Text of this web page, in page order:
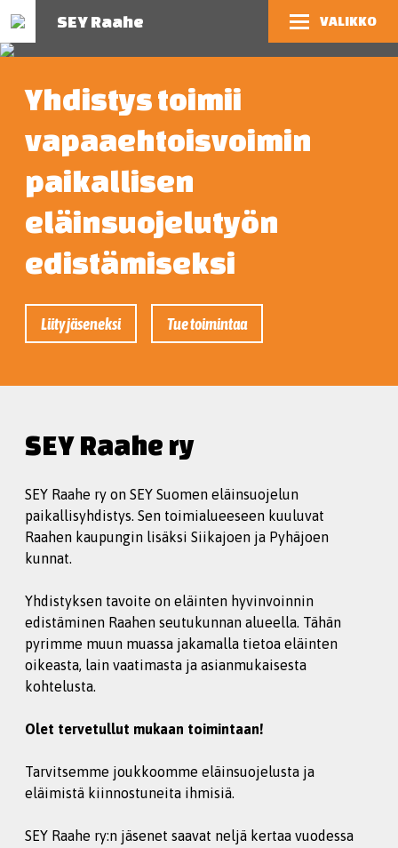
SEY Raahe VALIKKO
Yhdistys toimii
vapaaehtoisvoimin
paikallisen
eläinsuojelutyön
edistämiseksi
Liity jäseneksi Tue toimintaa
SEY Raahe ry
SEY Raahe ry on SEY Suomen eläinsuojelun
paikallisyhdistys. Sen toimialueeseen kuuluvat
Raahen kaupungin lisäksi Siikajoen ja Pyhäjoen
kunnat.
Yhdistyksen tavoite on eläinten hyvinvoinnin
edistäminen Raahen seutukunnan alueella. Tähän
pyrimme muun muassa jakamalla tietoa eläinten
oikeasta, lain vaatimasta ja asianmukaisesta
kohtelusta.
Olet tervetullut mukaan toimintaan!
Tarvitsemme joukkoomme eläinsuojelusta ja
eläimistä kiinnostuneita ihmisiä.
SEY Raahe ry:n jäsenet saavat neljä kertaa vuodessa